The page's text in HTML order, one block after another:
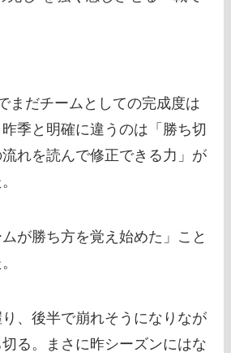
まだチームとしての完成度は
季と明確に違うのは「勝ち切
れを読んで修正できる力」が
が勝ち方を覚え始めた」こと
、後半で崩れそうになりなが
る。まさに昨シーズンにはな